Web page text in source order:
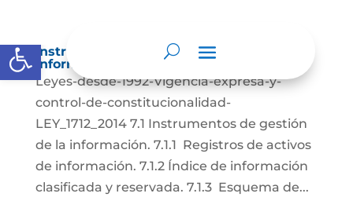
Abrir barra de herramientas
Instrumentos de gestión de la
información.
Leyes-desde-1992-Vigencia-expresa-y-
control-de-constitucionalidad-
LEY_1712_2014 7.1 Instrumentos de gestión
de la información. 7.1.1 Registros de activos
de información. 7.1.2 Índice de información
clasificada y reservada. 7.1.3 Esquema de...